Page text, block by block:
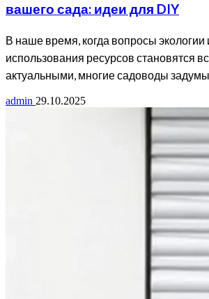
вашего сада: идеи для DIY
В наше время, когда вопросы экологии
использования ресурсов становятся
актуальными, многие садоводы
admin 29.10.2025